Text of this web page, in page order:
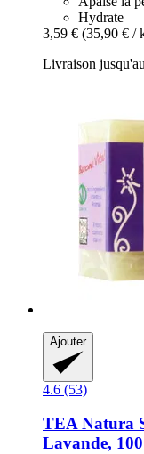
Hydrate
3,59 € (35,90 € /
Livraison
Ajouter
4.6 (53)
TEA Natura
Lavande,